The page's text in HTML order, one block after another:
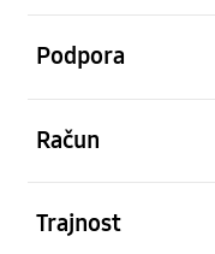
Podpora
Račun
Trajnost